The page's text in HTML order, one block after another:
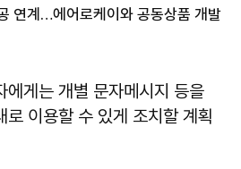
연계…에어로케이와 공동상품 개발
에게는 개별 문자메시지 등을
로 이용할 수 있게 조치할 계획